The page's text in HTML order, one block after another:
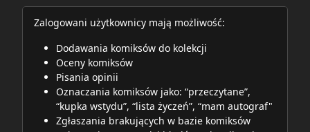
Zalogowani użytkownicy mają możliwość:
Dodawania komiksów do kolekcji
Oceny komiksów
Pisania opinii
Oznaczania komiksów jako: “przeczytane”,
“kupka wstydu”, “lista życzeń”, “mam autograf"
Zgłaszania brakujących w bazie komiksów